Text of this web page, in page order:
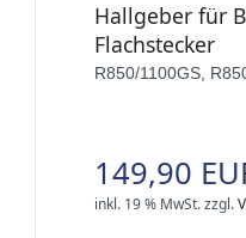
Hallgeber für
Flachstecker
R850/1100GS,
149,90
inkl. 19 % MwSt.zzgl.